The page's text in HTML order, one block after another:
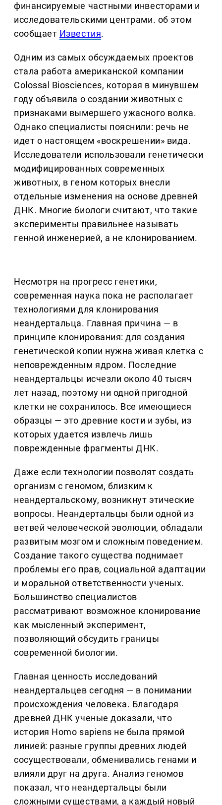
финансируемые частными инвесторами и
исследовательскими центрами. об этом
сообщает Известия.
Одним из самых обсуждаемых проектов
стала работа американской компании
Colossal Biosciences, которая в минувшем
году объявила о создании животных с
признаками вымершего ужасного волка.
Однако специалисты пояснили: речь не
идет о настоящем «воскрешении» вида.
Исследователи использовали генетически
модифицированных современных
животных, в геном которых внесли
отдельные изменения на основе древней
ДНК. Многие биологи считают, что такие
эксперименты правильнее называть
генной инженерией, а не клонированием.
Несмотря на прогресс генетики,
современная наука пока не располагает
технологиями для клонирования
неандертальца. Главная причина — в
принципе клонирования: для создания
генетической копии нужна живая клетка с
неповрежденным ядром. Последние
неандертальцы исчезли около 40 тысяч
лет назад, поэтому ни одной пригодной
клетки не сохранилось. Все имеющиеся
образцы — это древние кости и зубы, из
которых удается извлечь лишь
поврежденные фрагменты ДНК.
Даже если технологии позволят создать
организм с геномом, близким к
неандертальскому, возникнут этические
вопросы. Неандертальцы были одной из
ветвей человеческой эволюции, обладали
развитым мозгом и сложным поведением.
Создание такого существа поднимает
проблемы его прав, социальной адаптации
и моральной ответственности ученых.
Большинство специалистов
рассматривают возможное клонирование
как мысленный эксперимент,
позволяющий обсудить границы
современной биологии.
Главная ценность исследований
неандертальцев сегодня — в понимании
происхождения человека. Благодаря
древней ДНК ученые доказали, что
история Homo sapiens не была прямой
линией: разные группы древних людей
сосуществовали, обменивались генами и
влияли друг на друга. Анализ геномов
показал, что неандертальцы были
сложными существами, а каждый новый